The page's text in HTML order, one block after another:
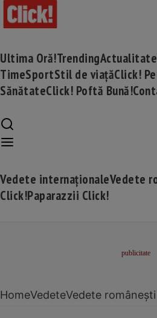
Ultima Oră!TrendingActualitate
TimeSportStil de viațăClick!
SănătateClick! Poftă Bună!
Vedete internaționaleVedete
Click!Paparazzii Click!
HomeVedeteVedete românești